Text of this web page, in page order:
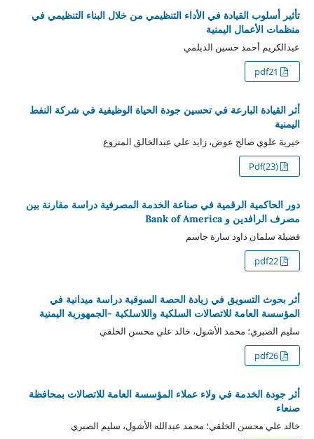
تأثير أسلوب القيادة في الأداء التنظيمي من خلال البناء التنظيمي في
منظمات الأعمال اليمنية
عبدالكريم أحمد حسين الديلمي
أثر القيادة البارعة في تحسين جودة الحياة الوظيفية في شركة النفط
اليمنية
خيرية علوي صالح عوض، زايد علي عبدالخالق المنزوع
Pdf(23)
دور الحاكمية الرقمية في صناعة الخدمة المصرفية دراسة مقارنة بين
مصرف الرافدين و Bank of America
فضيلة سلمان داود سارة جاسم
pdf22
أثر بحوث التسويق في زيادة الحصة السوقية دراسة ميدانية في
المؤسسة العامة للاتصالات السلكية واللاسلكية -الجمهورية اليمنية
سليم الصبري؛ محمد الأشول، خالد علي محسن الخلقي
pdf26
أثر جودة الخدمة في ولاء عملاء المؤسسة العامة للاتصالات بمحافظة
صنعاء
خالد علي محسن الخلقي؛ محمد عبدالله الأشول، سليم الصبري